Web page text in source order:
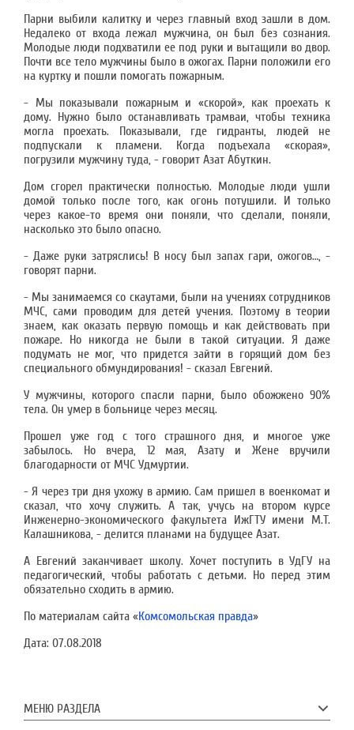
Парни выбили калитку и через главный вход зашли в дом.
Недалеко от входа лежал мужчина, он был без сознания.
Молодые люди подхватили ее под руки и вытащили во двор.
Почти все тело мужчины было в ожогах. Парни положили его
на куртку и пошли помогать пожарным.
- Мы показывали пожарным и «скорой», как проехать к
дому. Нужно было останавливать трамваи, чтобы техника
могла проехать. Показывали, где гидранты, людей не
подпускали к пламени. Когда подъехала «скорая»,
погрузили мужчину туда, - говорит Азат Абуткин.
Дом сгорел практически полностью. Молодые люди ушли
домой только после того, как огонь потушили. И только
через какое-то время они поняли, что сделали, поняли,
насколько это было опасно.
- Даже руки затряслись! В носу был запах гари, ожогов…, -
говорят парни.
- Мы занимаемся со скаутами, были на учениях сотрудников
МЧС, сами проводим для детей учения. Поэтому в теории
знаем, как оказать первую помощь и как действовать при
пожаре. Но никогда не были в такой ситуации. Я даже
подумать не мог, что придется зайти в горящий дом без
специального обмундирования! - сказал Евгений.
У мужчины, которого спасли парни, было обожжено 90%
тела. Он умер в больнице через месяц.
Прошел уже год с того страшного дня, и многое уже
забылось. Но вчера, 12 мая, Азату и Жене вручили
благодарности от МЧС Удмуртии.
- Я через три дня ухожу в армию. Сам пришел в военкомат и
сказал, что хочу служить. А так, учусь на втором курсе
Инженерно-экономического факультета ИжГТУ имени М.Т.
Калашникова, - делится планами на будущее Азат.
А Евгений заканчивает школу. Хочет поступить в УдГУ на
педагогический, чтобы работать с детьми. Но перед этим
обязательно сходить в армию.
По материалам сайта «Комсомольская правда»
Дата: 07.08.2018
МЕНЮ РАЗДЕЛА